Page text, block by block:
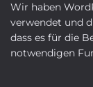
Wir haben
verwendet und
dass es für die
notwendigen